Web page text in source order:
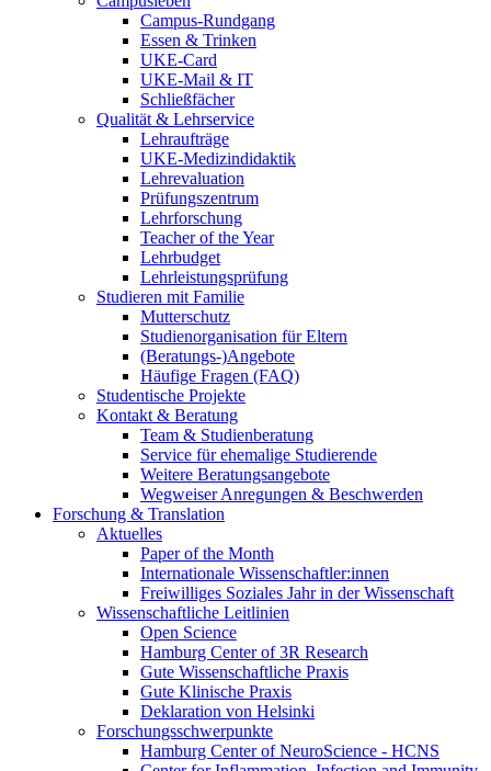
Campus-Rundgang
Essen & Trinken
UKE-Card
UKE-Mail & IT
Schließfächer
Qualität & Lehrservice
Lehraufträge
UKE-Medizindidaktik
Lehrevaluation
Prüfungszentrum
Lehrforschung
Teacher of the Year
Lehrbudget
Lehrleistungsprüfung
Studieren mit Familie
Mutterschutz
Studienorganisation für Eltern
(Beratungs-)Angebote
Häufige Fragen (FAQ)
Studentische Projekte
Kontakt & Beratung
Team & Studienberatung
Service für ehemalige Studierende
Weitere Beratungsangebote
Wegweiser Anregungen & Beschwerden
Forschung & Translation
Aktuelles
Paper of the Month
Internationale Wissenschaftler:innen
Freiwilliges Soziales Jahr in der Wissenschaft
Wissenschaftliche Leitlinien
Open Science
Hamburg Center of 3R Research
Gute Wissenschaftliche Praxis
Gute Klinische Praxis
Deklaration von Helsinki
Forschungsschwerpunkte
Hamburg Center of NeuroScience - HCNS